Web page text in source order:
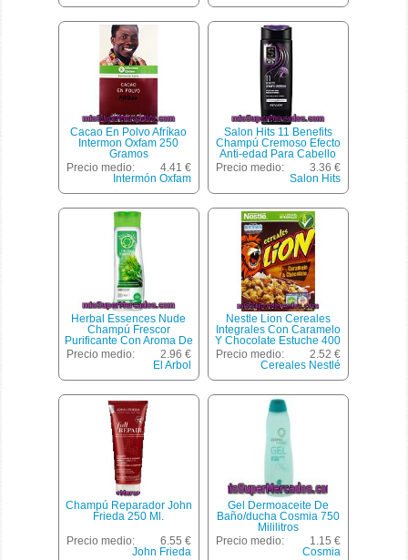
Cacao En Polvo Afríkao
Intermon Oxfam 250
Gramos
Precio medio:
4.41 €
Intermón Oxfam
Salon Hits 11 Benefits
Champú Cremoso Efecto
Anti-edad Para Cabello
Seco Y Dañado Frasco
300 Ml
Precio medio:
3.36 €
Salon Hits
Herbal Essences Nude
Champú Frescor
Purificante Con Aroma De
árbol De Té Frasco 400 Ml
Precio medio:
2.96 €
El Arbol
Nestle Lion Cereales
Integrales Con Caramelo
Y Chocolate Estuche 400
G
Precio medio:
2.52 €
Cereales Nestlé
Champú Reparador John
Frieda 250 Ml.
Precio medio:
6.55 €
John Frieda
Gel Dermoaceite De
Baño/ducha Cosmia 750
Mililitros
Precio medio:
1.15 €
Cosmia